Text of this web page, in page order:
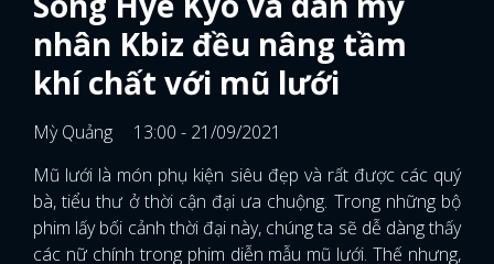
nhân Kbiz đều nâng tầm
khí chất với mũ lưới
Mỳ Quảng
13:00 - 21/09/2021
Mũ lưới là món phụ kiện siêu đẹp và rất được các quý
bà, tiểu thư ở thời cận đại ưa chuộng. Trong những bộ
phim lấy bối cảnh thời đại này, chúng ta sẽ dễ dàng thấy
các nữ chính trong phim diễn mẫu mũ lưới. Thế nhưng,